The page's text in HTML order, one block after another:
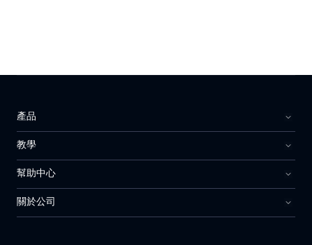
產品
教學
幫助中心
關於公司